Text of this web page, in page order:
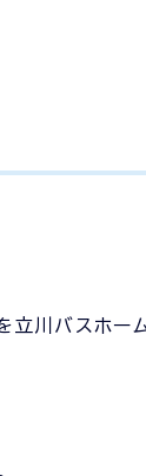
立川バスホー